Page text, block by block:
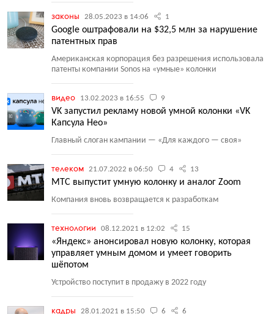
законы 28.05.2023 в 14:06 1
Google оштрафовали на $32,5 млн за нарушение
патентных прав
Американская корпорация без разрешения использовала
патенты компании Sonos на «умные» колонки
видео 13.02.2023 в 16:55 9
VK запустил рекламу новой умной колонки «VK
Капсула Нео»
Главный слоган кампании — «Для каждого — своя»
телеком 21.07.2022 в 06:50 4 13
МТС выпустит умную колонку и аналог Zoom
Компания вновь возвращается к разработкам
технологии 08.12.2021 в 12:02 15
«Яндекс» анонсировал новую колонку, которая
управляет умным домом и умеет говорить
шёпотом
Устройство поступит в продажу в 2022 году
кадры 28.01.2021 в 15:50 6 6